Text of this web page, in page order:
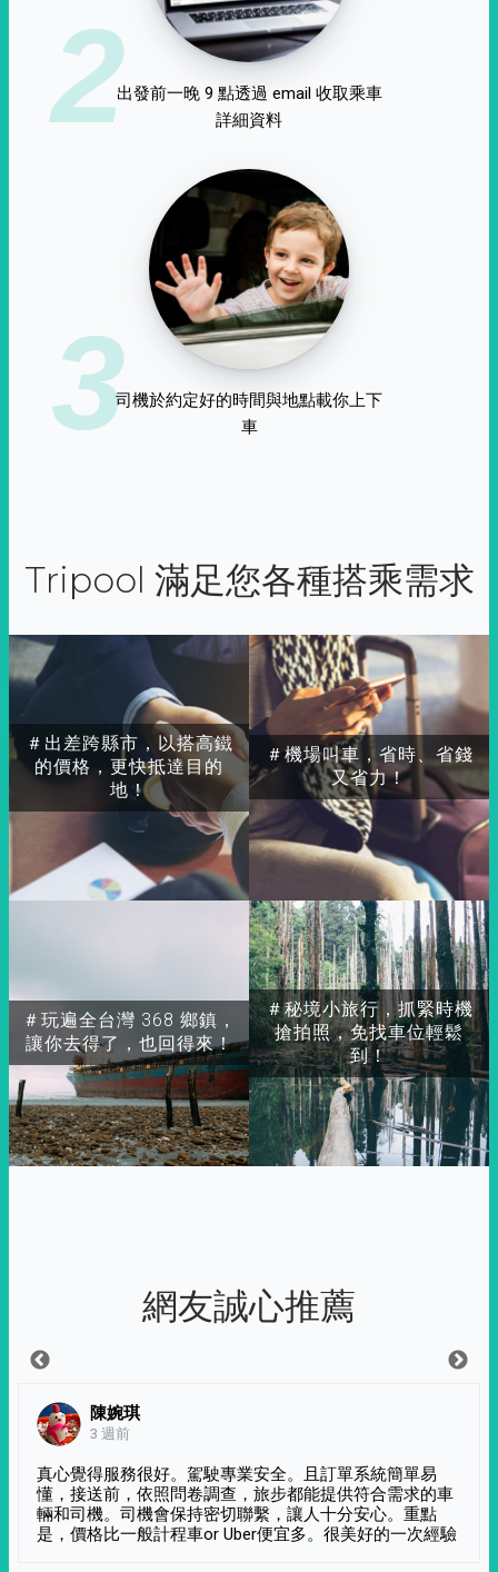
2出發前一晚 9 點透過 email 收取乘車
詳細資料
3司機於約定好的時間與地點載你上下
車
Tripool 滿足您各種搭乘需求
＃出差跨縣市，以搭高鐵
的價格，更快抵達目的
地！
＃玩遍全台灣 368 鄉鎮，
讓你去得了，也回得來！
＃秘境小旅行，抓緊時機
搶拍照，免找車位輕鬆
到！
＃機場叫車，省時、省錢
又省力！
網友誠心推薦
陳婉琪
3 週前
真心覺得服務很好。駕駛專業安全。且訂單系統簡單易
懂，接送前，依照問卷調查，旅步都能提供符合需求的車
輛和司機。司機會保持密切聯繫，讓人十分安心。重點
是，價格比一般計程車or Uber便宜多。很美好的一次經驗